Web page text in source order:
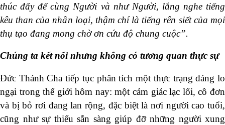
thúc đẩy để cùng Người và như Người, lắng nghe tiếng
kêu than của nhân loại, thậm chí là tiếng rên siết của mọi
thụ tạo đang mong chờ ơn cứu độ chung cuộc”.
Chúng ta kết nối nhưng không có tương quan thực sự
Đức Thánh Cha tiếp tục phân tích một thực trạng đáng lo
ngại trong thế giới hôm nay: một cảm giác lạc lối, cô đơn
và bị bỏ rơi đang lan rộng, đặc biệt là nơi người cao tuổi,
cũng như sự thiếu sẵn sàng giúp đỡ những người xung